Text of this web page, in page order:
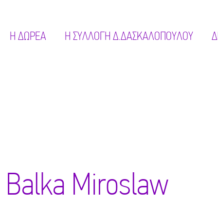
Η ΔΩΡΕΑ Η ΣΥΛΛΟΓΗ Δ.ΔΑΣΚΑΛΟΠΟΥΛΟΥ
Balka Miroslaw